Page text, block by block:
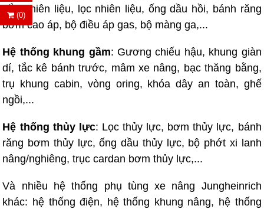
(0)
nắp nhiên liệu, lọc nhiên liệu, ống dầu hồi, bánh răng
bơm cao áp, bộ điều áp gas, bộ màng ga,...
Hệ thống khung gầm: Gương chiếu hậu, khung giàn
dí, tắc kê bánh trước, mâm xe nâng, bạc thăng bằng,
trụ khung cabin, vòng oring, khóa dây an toàn, ghế
ngồi,...
Hệ thống thủy lực: Lọc thủy lực, bơm thủy lực, bánh
răng bơm thủy lực, ống dầu thủy lực, bộ phớt xi lanh
nâng/nghiêng, trục cardan bơm thủy lực,...
Và nhiều hệ thống phụ tùng xe nâng Jungheinrich
khác: hệ thống điện, hệ thống khung nâng, hệ thống